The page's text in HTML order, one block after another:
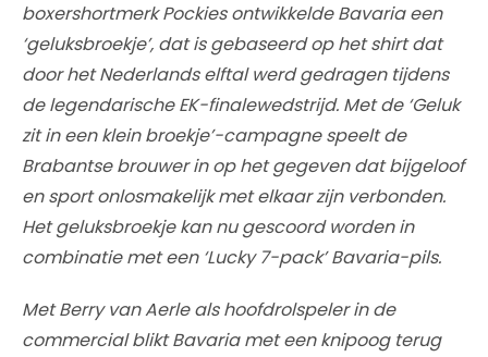
boxershortmerk Pockies ontwikkelde Bavaria een
‘geluksbroekje’, dat is gebaseerd op het shirt dat
door het Nederlands elftal werd gedragen tijdens
de legendarische EK-finalewedstrijd. Met de ‘Geluk
zit in een klein broekje’-campagne speelt de
Brabantse brouwer in op het gegeven dat bijgeloof
en sport onlosmakelijk met elkaar zijn verbonden.
Het geluksbroekje kan nu gescoord worden in
combinatie met een ‘Lucky 7-pack’ Bavaria-pils.
Met Berry van Aerle als hoofdrolspeler in de
commercial blikt Bavaria met een knipoog terug